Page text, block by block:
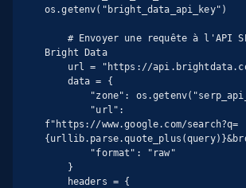
os.getenv("bright_data_api_key")
Bright Data
f"https://www.google.com/search?q=